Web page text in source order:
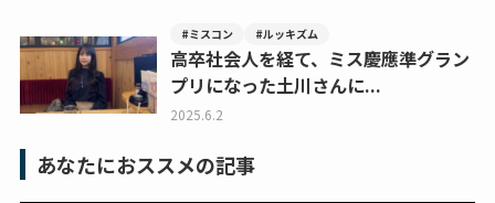
#ミスコン #ルッキズム
高卒社会人を経て、ミス慶應準グラン
プリになった土川さんに...
2025.6.2
あなたにおススメの記事